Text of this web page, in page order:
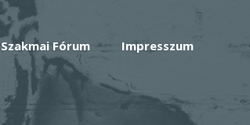
Szakmai Fórum Impresszum